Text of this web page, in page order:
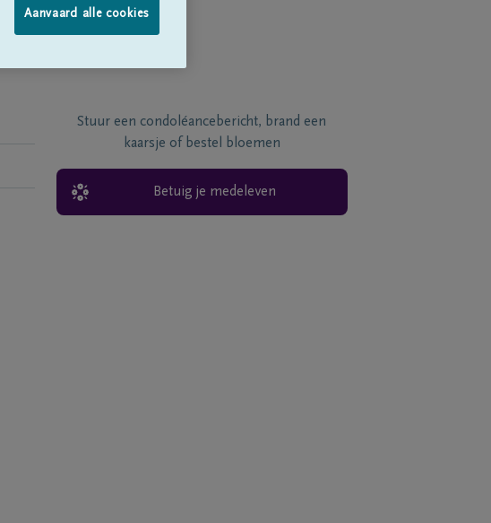
Stuur een condoléancebericht, brand een
kaarsje of bestel bloemen
Betuig je medeleven
Aanvaard alle cookies